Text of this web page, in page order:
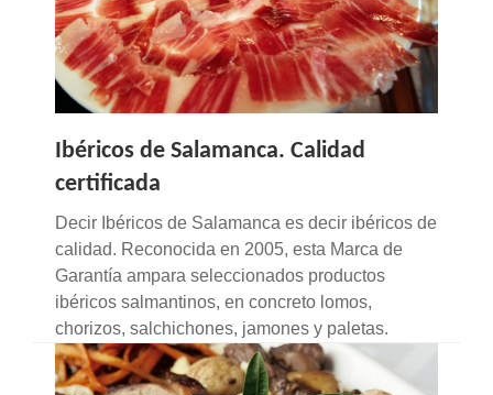
Ibéricos de Salamanca. Calidad
certificada
Decir Ibéricos de Salamanca es decir ibéricos de
calidad. Reconocida en 2005, esta Marca de
Garantía ampara seleccionados productos
ibéricos salmantinos, en concreto lomos,
chorizos, salchichones, jamones y paletas.